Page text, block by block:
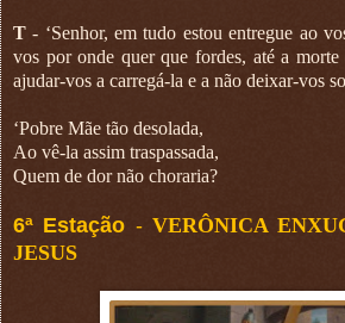
T - ‘Senhor, em tudo estou entregue ao
vos por onde quer que fordes, até a morte
ajudar-vos a carregá-la e a não deixar-vos
‘Pobre Mãe tão desolada,
Ao vê-la assim traspassada,
Quem de dor não choraria?
6ª Estação - VERÔNICA
JESUS